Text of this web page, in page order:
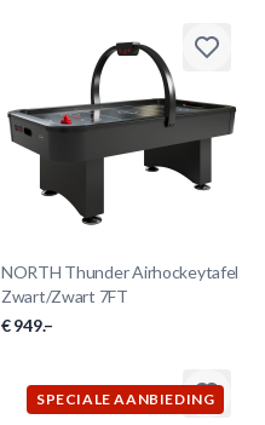
NORTH Thunder Airhockeytafel
Zwart/Zwart 7FT
€ 949.–
SPECIALE AANBIEDING